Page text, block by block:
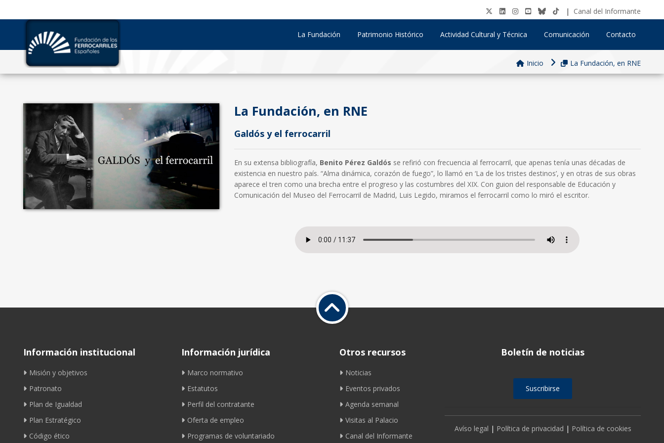
| Canal del Informante
La Fundación Patrimonio Histórico Actividad Cultural y Técnica Comunicación Contacto
Inicio La Fundación, en RNE
La Fundación, en RNE
Galdós y el ferrocarril
En su extensa bibliografía, Benito Pérez Galdós se refirió con frecuencia al ferrocarril, que apenas tenía unas décadas de
existencia en nuestro país. “Alma dinámica, corazón de fuego”, lo llamó en ‘La de los tristes destinos’, y en otras de sus obras
aparece el tren como una brecha entre el progreso y las costumbres del XIX. Con guion del responsable de Educación y
Comunicación del Museo del Ferrocarril de Madrid, Luis Legido, miramos el ferrocarril como lo miró el escritor.
Información institucional
Misión y objetivos
Patronato
Plan de Igualdad
Plan Estratégico
Código ético
Información jurídica
Marco normativo
Estatutos
Perfil del contratante
Oferta de empleo
Programas de voluntariado
Otros recursos
Noticias
Eventos privados
Agenda semanal
Visitas al Palacio
Canal del Informante
Boletín de noticias
Suscribirse
Avíso legal | Política de privacidad | Política de cookies